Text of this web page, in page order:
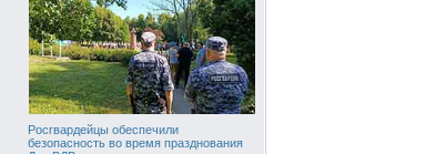
Росгвардейцы обеспечили
безопасность во время празднования